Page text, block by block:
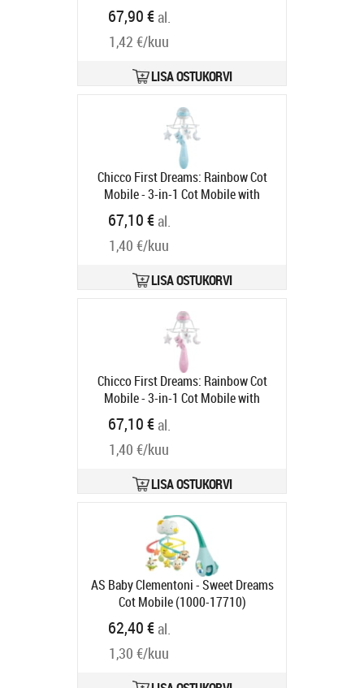
67,90 €al.
1,42 €/kuu
LISA OSTUKORVI
Chicco First Dreams: Rainbow Cot
Mobile - 3-in-1 Cot Mobile with
Rainbow Projection Blue (Y01-
11041-20)Tootekood:
67,10 €al.
1,40 €/kuu
LISA OSTUKORVI
Chicco First Dreams: Rainbow Cot
Mobile - 3-in-1 Cot Mobile with
Rainbow Projection Pink (Y01-
11041-10)Tootekood:
67,10 €al.
1,40 €/kuu
LISA OSTUKORVI
AS Baby Clementoni - Sweet Dreams
Cot Mobile (1000-17710)
Tootekood:
Tarneaeg 6-9 tp
62,40 €al.
1,30 €/kuu